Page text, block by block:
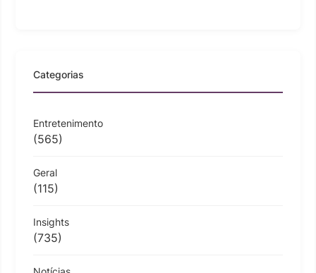
Categorias
Entretenimento
(565)
Geral
(115)
Insights
(735)